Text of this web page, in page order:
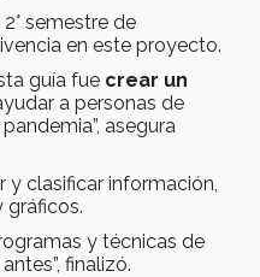
semestre de
en este proyecto.
guía fue crear un
a personas de
asegura
y clasificar información,
gráficos.
y técnicas de
finalizó.